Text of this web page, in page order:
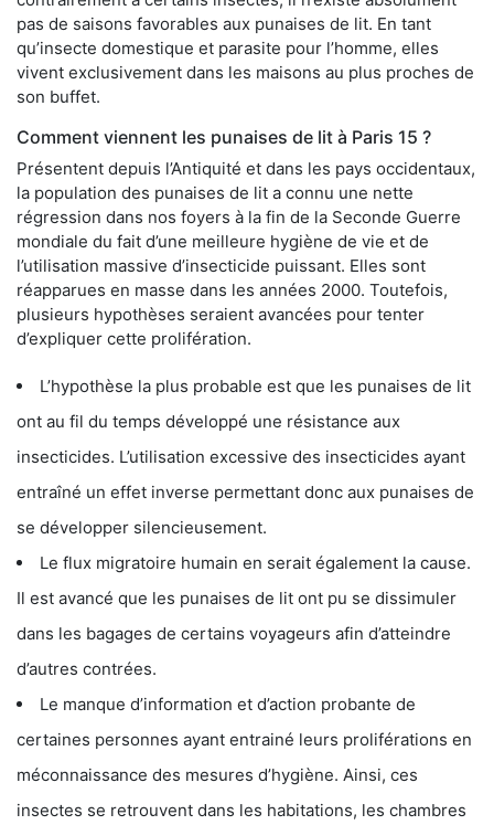
pas de saisons favorables aux punaises de lit. En tant
qu’insecte domestique et parasite pour l’homme, elles
vivent exclusivement dans les maisons au plus proches de
son buffet.
Comment viennent les punaises de lit à Paris 15 ?
Présentent depuis l’Antiquité et dans les pays occidentaux,
la population des punaises de lit a connu une nette
régression dans nos foyers à la fin de la Seconde Guerre
mondiale du fait d’une meilleure hygiène de vie et de
l’utilisation massive d’insecticide puissant. Elles sont
réapparues en masse dans les années 2000. Toutefois,
plusieurs hypothèses seraient avancées pour tenter
d’expliquer cette prolifération.
L’hypothèse la plus probable est que les punaises de lit
ont au fil du temps développé une résistance aux
insecticides. L’utilisation excessive des insecticides ayant
entraîné un effet inverse permettant donc aux punaises de
se développer silencieusement.
Le flux migratoire humain en serait également la cause.
Il est avancé que les punaises de lit ont pu se dissimuler
dans les bagages de certains voyageurs afin d’atteindre
d’autres contrées.
Le manque d’information et d’action probante de
certaines personnes ayant entrainé leurs proliférations en
méconnaissance des mesures d’hygiène. Ainsi, ces
insectes se retrouvent dans les habitations, les chambres